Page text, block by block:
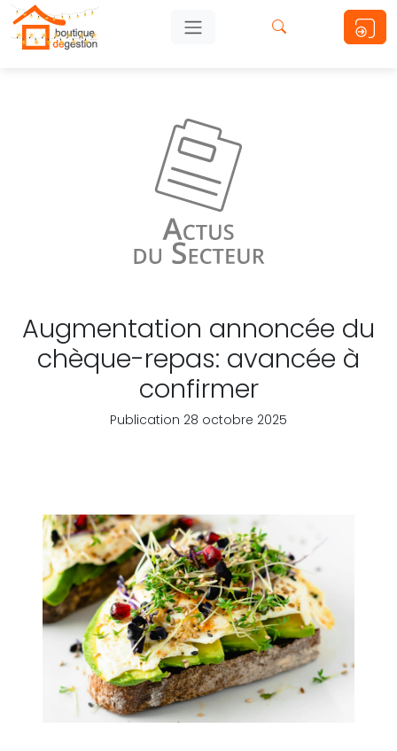
Augmentation annoncée du
chèque-repas: avancée à
confirmer
Publication 28 octobre 2025